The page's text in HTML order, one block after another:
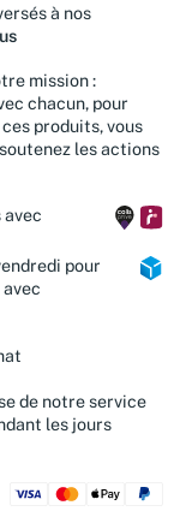
à nos
mission :
chacun, pour
produits, vous
les actions
avec
pour
de notre service
les jours